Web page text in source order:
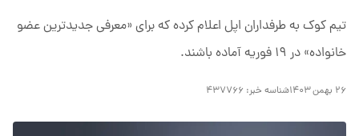
تیم کوک به طرفداران اپل اعلام کرده که برای «معرفی جدیدترین عضو
خانواده» در ۱۹ فوریه آماده باشند.
۲۶ بهمن ۱۴۰۳ شناسه خبر: ۴۳۷۷۶۶